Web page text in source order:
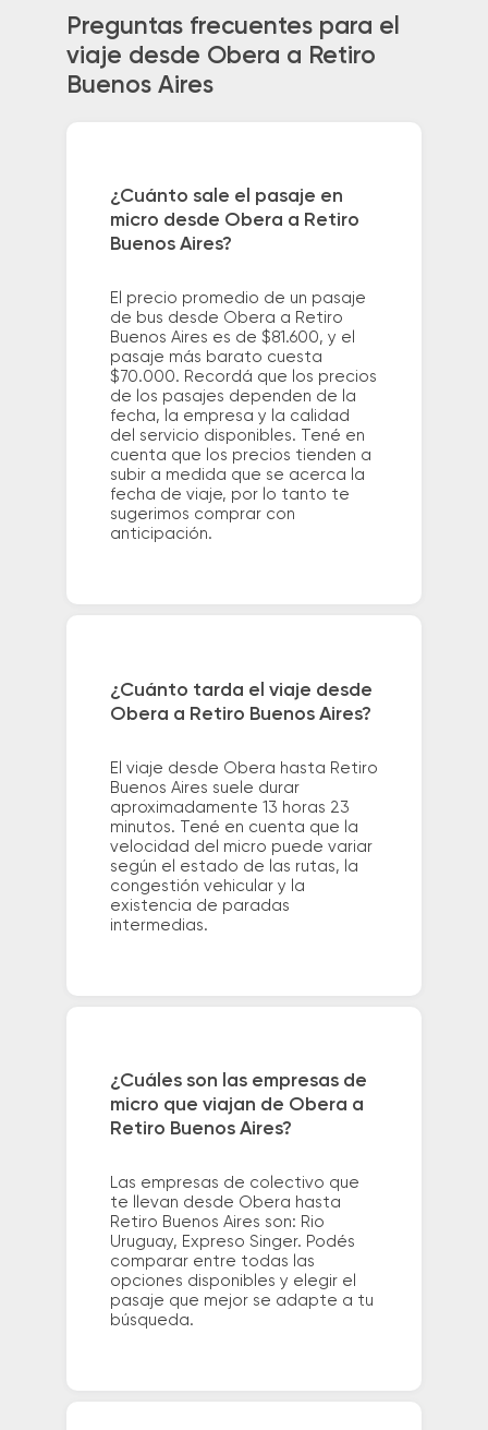
Preguntas frecuentes para el
viaje desde Obera a Retiro
Buenos Aires
¿Cuánto sale el pasaje en
micro desde Obera a Retiro
Buenos Aires?
El precio promedio de un pasaje
de bus desde Obera a Retiro
Buenos Aires es de $81.600, y el
pasaje más barato cuesta
$70.000. Recordá que los precios
de los pasajes dependen de la
fecha, la empresa y la calidad
del servicio disponibles. Tené en
cuenta que los precios tienden a
subir a medida que se acerca la
fecha de viaje, por lo tanto te
sugerimos comprar con
anticipación.
¿Cuánto tarda el viaje desde
Obera a Retiro Buenos Aires?
El viaje desde Obera hasta Retiro
Buenos Aires suele durar
aproximadamente 13 horas 23
minutos. Tené en cuenta que la
velocidad del micro puede variar
según el estado de las rutas, la
congestión vehicular y la
existencia de paradas
intermedias.
¿Cuáles son las empresas de
micro que viajan de Obera a
Retiro Buenos Aires?
Las empresas de colectivo que
te llevan desde Obera hasta
Retiro Buenos Aires son: Rio
Uruguay, Expreso Singer. Podés
comparar entre todas las
opciones disponibles y elegir el
pasaje que mejor se adapte a tu
búsqueda.